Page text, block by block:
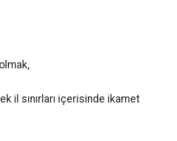
il sınırları içerisinde ikamet